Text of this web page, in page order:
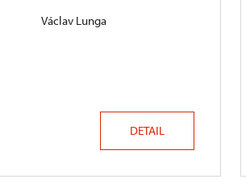
Václav Lunga
DETAIL